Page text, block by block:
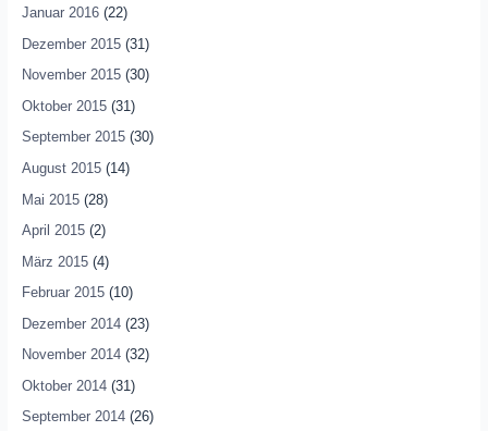
Januar 2016(22)
Dezember 2015(31)
November 2015(30)
Oktober 2015(31)
September 2015(30)
August 2015(14)
Mai 2015(28)
April 2015(2)
März 2015(4)
Februar 2015(10)
Dezember 2014(23)
November 2014(32)
Oktober 2014(31)
September 2014(26)